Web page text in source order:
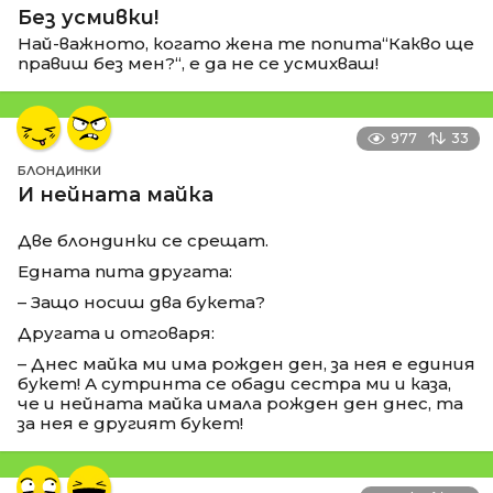
Без усмивки!
Най-важното, когато жена те попита“Какво ще
правиш без мен?“, е да не се усмихваш!
977 33
БЛОНДИНКИ
И нейната майка
Две блондинки се срещат.
Едната пита другата:
– Защо носиш два букета?
Другата и отговаря:
– Днес майка ми има рожден ден, за нея е единия
букет! А сутринта се обади сестра ми и каза,
че и нейната майка имала рожден ден днес, та
за нея е другият букет!